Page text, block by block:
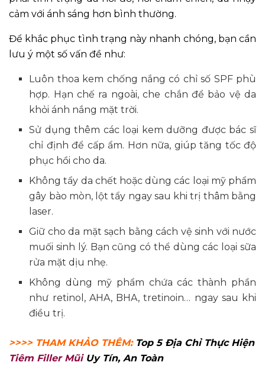
cảm với ánh sáng hơn bình thường.
Để khắc phục tình trạng này nhanh chóng, bạn cần
lưu ý một số vấn đề như:
Luôn thoa kem chống nắng có chỉ số SPF phù
hợp. Hạn chế ra ngoài, che chắn để bảo vệ da
khỏi ánh nắng mặt trời.
Sử dụng thêm các loại kem dưỡng được bác sĩ
chỉ định để cấp ẩm. Hơn nữa, giúp tăng tốc độ
phục hồi cho da.
Không tẩy da chết hoặc dùng các loại mỹ phẩm
gây bào mòn, lột tẩy ngay sau khi trị thâm bằng
laser.
Giữ cho da mặt sạch bằng cách vệ sinh với nước
muối sinh lý. Bạn cũng có thể dùng các loại sữa
rửa mặt dịu nhẹ.
Không dùng mỹ phẩm chứa các thành phần
như retinol, AHA, BHA, tretinoin… ngay sau khi
điều trị.
>>>> THAM KHẢO THÊM: Top 5 Địa Chỉ Thực Hiện
Tiêm Filler Mũi Uy Tín, An Toàn